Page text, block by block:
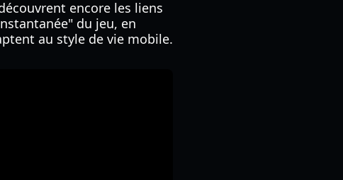
encore les liens
du jeu, en
au style de vie mobile.